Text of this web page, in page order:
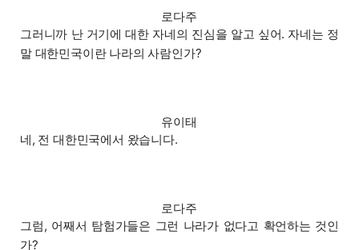
로다주
그러니까 난 거기에 대한 자네의 진심을 알고 싶어. 자네는 정
말 대한민국이란 나라의 사람인가?
유이태
네, 전 대한민국에서 왔습니다.
로다주
그럼, 어째서 탐험가들은 그런 나라가 없다고 확언하는 것인
가?